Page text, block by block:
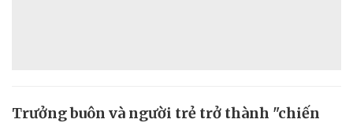
Trưởng buôn và người trẻ trở thành "chiến